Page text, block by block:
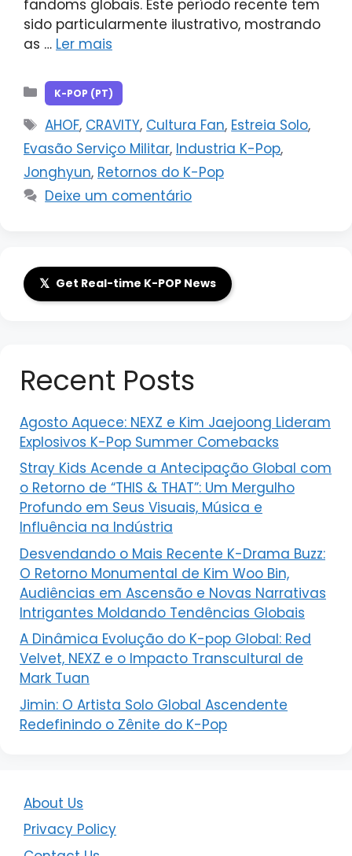
fandoms globais. Este período recente tem
sido particularmente ilustrativo, mostrando
as … Ler mais
Categorias
K-POP (PT)
Tags
AHOF, CRAVITY, Cultura Fan, Estreia Solo,
Evasão Serviço Militar, Industria K-Pop,
Jonghyun, Retornos do K-Pop
Deixe um comentário
𝕏 Get Real-time K-POP News
Recent Posts
Agosto Aquece: NEXZ e Kim Jaejoong Lideram
Explosivos K-Pop Summer Comebacks
Stray Kids Acende a Antecipação Global com
o Retorno de “THIS & THAT”: Um Mergulho
Profundo em Seus Visuais, Música e
Influência na Indústria
Desvendando o Mais Recente K-Drama Buzz:
O Retorno Monumental de Kim Woo Bin,
Audiências em Ascensão e Novas Narrativas
Intrigantes Moldando Tendências Globais
A Dinâmica Evolução do K-pop Global: Red
Velvet, NEXZ e o Impacto Transcultural de
Mark Tuan
Jimin: O Artista Solo Global Ascendente
Redefinindo o Zênite do K-Pop
About Us
Privacy Policy